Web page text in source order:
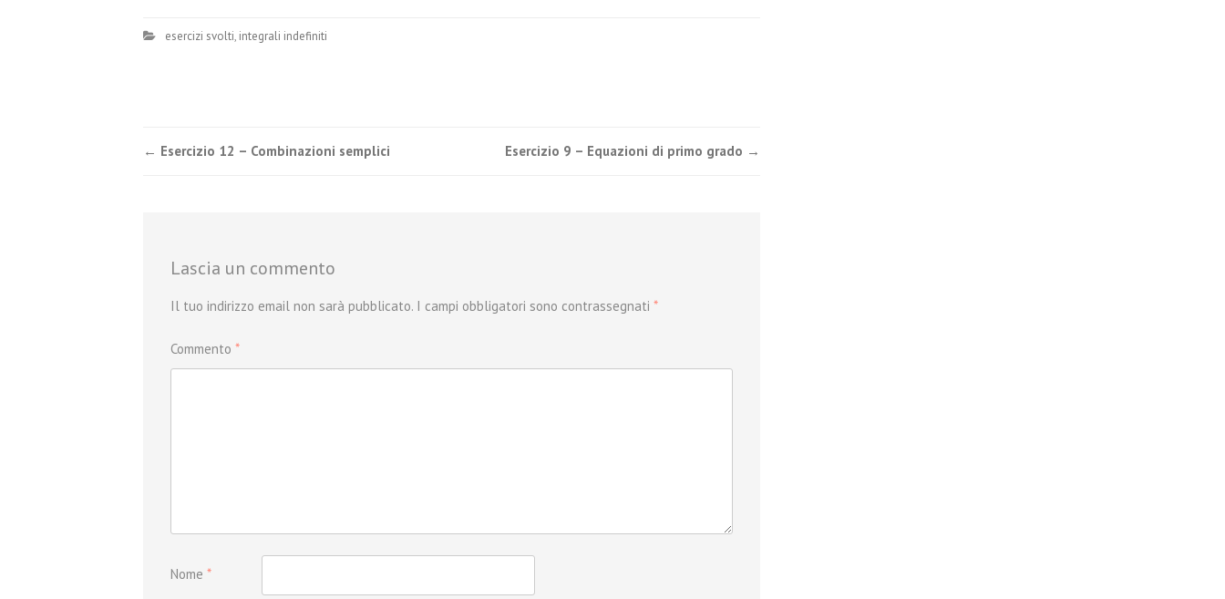
esercizi svolti, integrali indefiniti
Post
← Esercizio 12 – Combinazioni semplici Esercizio 9 – Equazioni di primo grado →
Lascia un commento
Il tuo indirizzo email non sarà pubblicato. I campi obbligatori sono contrassegnati *
Commento *
Nome *